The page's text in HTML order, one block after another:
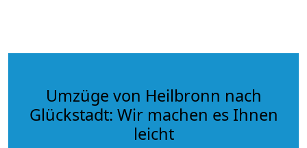
Umzüge von Heilbronn nach
Glückstadt: Wir machen es Ihnen
leicht